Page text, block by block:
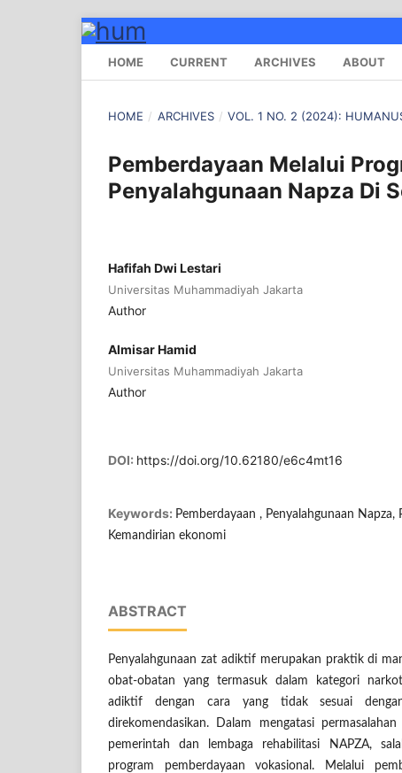
HOME CURRENT ARCHIVES ABOUT
HOME / ARCHIVES / VOL. 1 NO. 2 (2024):
Pemberdayaan Melalui
Penyalahgunaan Napza Di
Hafifah Dwi Lestari
Universitas Muhammadiyah Jakarta
Author
Almisar Hamid
Universitas Muhammadiyah Jakarta
Author
DOI: https://doi.org/10.62180/e6c4mt16
Keywords: Pemberdayaan , Penyalahgunaan Napza,
Kemandirian ekonomi
ABSTRACT
Penyalahgunaan zat adiktif merupakan praktik di
obat-obatan yang termasuk dalam kategori
adiktif dengan cara yang tidak sesuai
direkomendasikan. Dalam mengatasi
pemerintah dan lembaga rehabilitasi NAPZA,
program pemberdayaan vokasional. Melalui